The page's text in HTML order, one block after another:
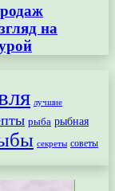
на
лучшие
рыба рыбная
секреты советы